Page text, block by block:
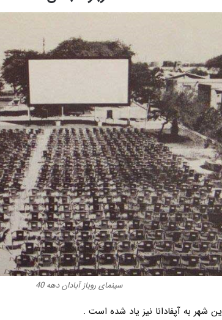
سینمای روباز آبادان دهه 40
شهر به آپفادانا نیز یاد شده است .